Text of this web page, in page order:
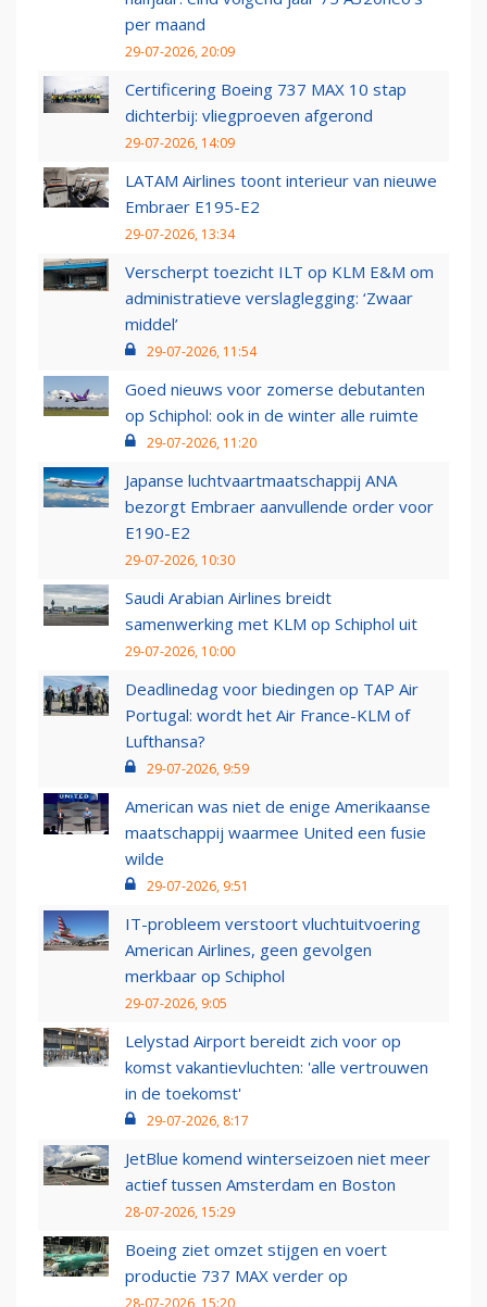
per maand
29-07-2026, 20:09
Certificering Boeing 737 MAX 10 stap
dichterbij: vliegproeven afgerond
29-07-2026, 14:09
LATAM Airlines toont interieur van nieuwe
Embraer E195-E2
29-07-2026, 13:34
Verscherpt toezicht ILT op KLM E&M om
administratieve verslaglegging: ‘Zwaar
middel’
29-07-2026, 11:54
Goed nieuws voor zomerse debutanten
op Schiphol: ook in de winter alle ruimte
29-07-2026, 11:20
Japanse luchtvaartmaatschappij ANA
bezorgt Embraer aanvullende order voor
E190-E2
29-07-2026, 10:30
Saudi Arabian Airlines breidt
samenwerking met KLM op Schiphol uit
29-07-2026, 10:00
Deadlinedag voor biedingen op TAP Air
Portugal: wordt het Air France-KLM of
Lufthansa?
29-07-2026, 9:59
American was niet de enige Amerikaanse
maatschappij waarmee United een fusie
wilde
29-07-2026, 9:51
IT-probleem verstoort vluchtuitvoering
American Airlines, geen gevolgen
merkbaar op Schiphol
29-07-2026, 9:05
Lelystad Airport bereidt zich voor op
komst vakantievluchten: 'alle vertrouwen
in de toekomst'
29-07-2026, 8:17
JetBlue komend winterseizoen niet meer
actief tussen Amsterdam en Boston
28-07-2026, 15:29
Boeing ziet omzet stijgen en voert
productie 737 MAX verder op
28-07-2026, 15:20